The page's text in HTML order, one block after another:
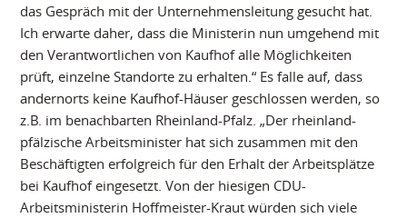
das Gespräch mit der Unternehmensleitung gesucht hat.
Ich erwarte daher, dass die Ministerin nun umgehend mit
den Verantwortlichen von Kaufhof alle Möglichkeiten
prüft, einzelne Standorte zu erhalten.“ Es falle auf, dass
andernorts keine Kaufhof-Häuser geschlossen werden, so
z.B. im benachbarten Rheinland-Pfalz. „Der rheinland-
pfälzische Arbeitsminister hat sich zusammen mit den
Beschäftigten erfolgreich für den Erhalt der Arbeitsplätze
bei Kaufhof eingesetzt. Von der hiesigen CDU-
Arbeitsministerin Hoffmeister-Kraut würden sich viele